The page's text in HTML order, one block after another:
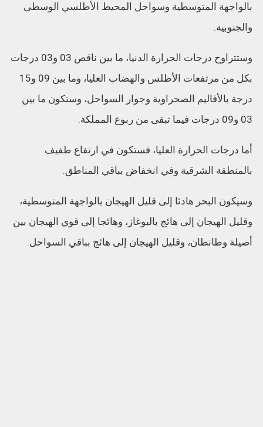
بالواجهة المتوسطية وسواحل المحيط الأطلسي الوسطى
والجنوبية.
وستتراوح درجات الحرارة الدنيا، ما بين ناقص 03 و03 درجات
بكل من مرتفعات الأطلس والهضاب العليا، وما بين 09 و15
درجة بالأقاليم الصحراوية وجوار السواحل، وستكون ما بين
03 و09 درجات فيما تبقى من ربوع المملكة.
أما درجات الحرارة العليا، فستكون في ارتفاع طفيف
بالمنطقة الشرقية وفي انخفاض بباقي المناطق.
وسيكون البحر هادئا إلى قليل الهيجان بالواجهة المتوسطية،
وقليل الهيجان إلى هائج بالبوغاز، وهائجا إلى قوي الهيجان بين
أصيلة وطانطان، وقليل الهيجان إلى هائج بباقي السواحل.